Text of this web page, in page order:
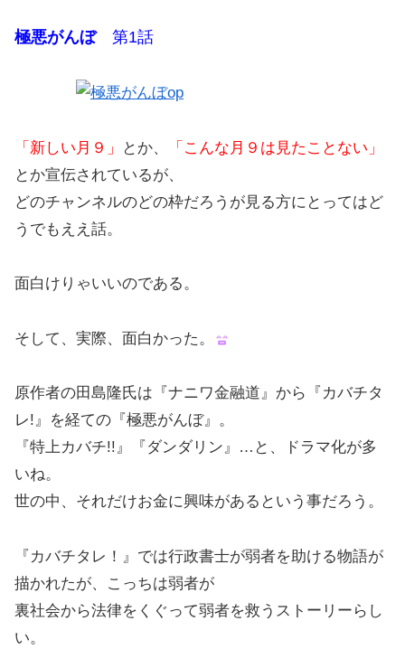
極悪がんぼ第1話
「新しい月９」 とか、
「こんな月９は見たことない」
とか宣伝されているが、
どのチャンネルのどの枠だろうが見る方にとってはど
うでもええ話。
面白けりゃいいのである。
そして、実際、面白かった。
原作者の田島隆氏は『ナニワ金融道』から『カバチタ
レ!』を経ての『極悪がんぼ』。
『特上カバチ!!』『ダンダリン』…と、ドラマ化が多
いね。
世の中、それだけお金に興味があるという事だろう。
『カバチタレ！』では行政書士が弱者を助ける物語が
描かれたが、こっちは弱者が
裏社会から法律をくぐって弱者を救うストーリーらし
い。